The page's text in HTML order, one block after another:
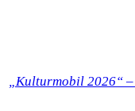
„Kulturmobil 2026“